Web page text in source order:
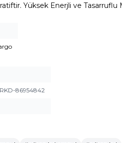
Yüksek Enerjli ve Tasarruflu
86954842